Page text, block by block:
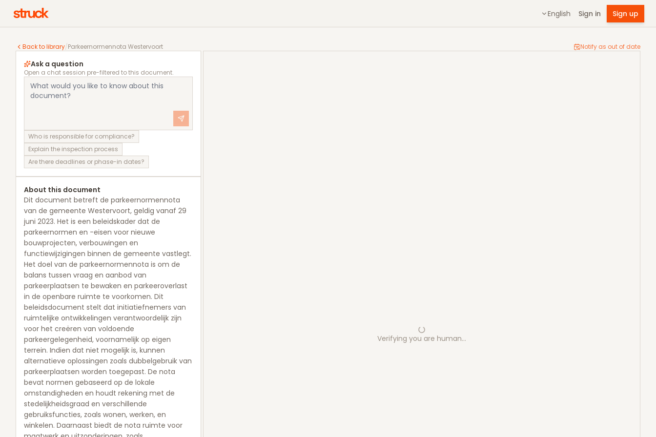
English Sign in Sign up
Back to library/Parkeernormennota Westervoort Notify as out of date
Parkeernormennota Westervoort
Ask a question
Open a chat session pre-filtered to this document.
Who is responsible for compliance?
Explain the inspection process
Are there deadlines or phase-in dates?
About this document
Dit document betreft de parkeernormennota
van de gemeente Westervoort, geldig vanaf 29
juni 2023. Het is een beleidskader dat de
parkeernormen en -eisen voor nieuwe
bouwprojecten, verbouwingen en
functiewijzigingen binnen de gemeente vastlegt.
Het doel van de parkeernormennota is om de
balans tussen vraag en aanbod van
parkeerplaatsen te bewaken en parkeeroverlast
in de openbare ruimte te voorkomen. Dit
beleidsdocument stelt dat initiatiefnemers van
ruimtelijke ontwikkelingen verantwoordelijk zijn
voor het creëren van voldoende
parkeergelegenheid, voornamelijk op eigen
terrein. Indien dat niet mogelijk is, kunnen
alternatieve oplossingen zoals dubbelgebruik van
parkeerplaatsen worden toegepast. De nota
bevat normen gebaseerd op de lokale
omstandigheden en houdt rekening met de
stedelijkheidsgraad en verschillende
gebruiksfuncties, zoals wonen, werken, en
winkelen. Daarnaast biedt de nota ruimte voor
Verifying you are human…